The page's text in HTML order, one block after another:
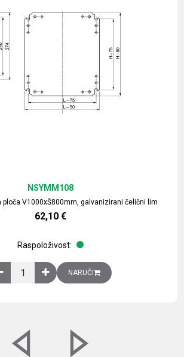
ploča V1000xŠ800mm, galvanizirani čelični lim
NSYMM108
62,10 €
Raspoloživost:
Obična montažna ploča V1000xŠ800mm,
NARUČI